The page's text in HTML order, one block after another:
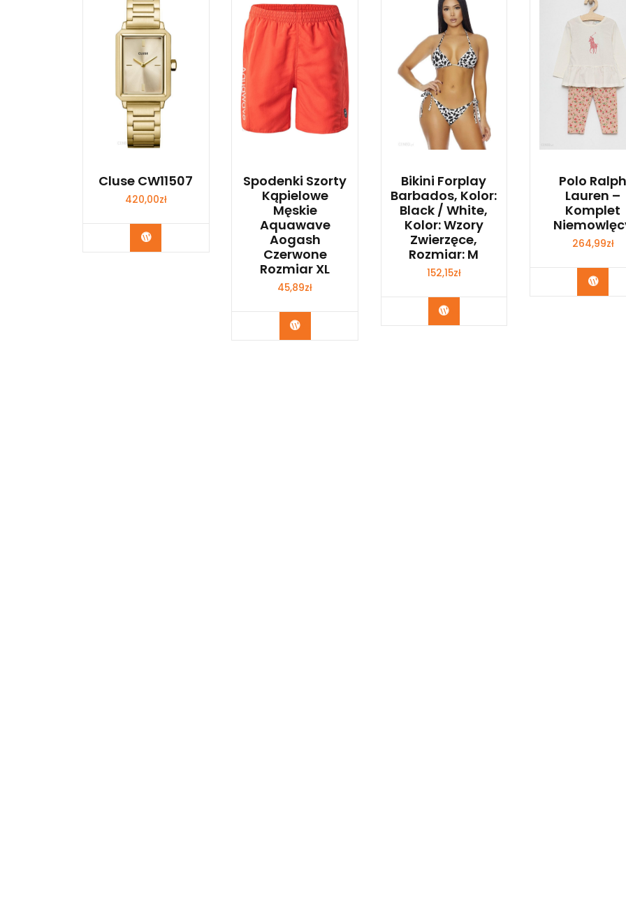
Cluse CW11507
420,00zł
Kup Teraz
Spodenki Szorty
Kąpielowe
Męskie
Aquawave
Aogash
Czerwone
Rozmiar XL
45,89zł
Kup Teraz
Bikini Forplay
Barbados, Kolor:
Black / White,
Kolor: Wzory
Zwierzęce,
Rozmiar: M
152,15zł
Kup Teraz
Polo
Lauren –
Komplet
264,99zł
Kup